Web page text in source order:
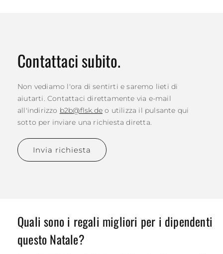
Contattaci subito.
Non vediamo l'ora di sentirti e saremo lieti di
aiutarti. Contattaci direttamente via e-mail
all'indirizzo b2b@flsk.de o utilizza il pulsante qui
sotto per inviare una richiesta diretta.
Invia richiesta
Quali sono i regali migliori per i dipendenti
questo Natale?